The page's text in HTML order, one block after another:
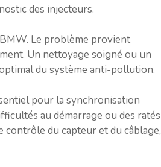
des injecteurs.
Le problème provient
Un nettoyage soigné ou un
du système anti-pollution.
pour la synchronisation
au démarrage ou des ratés
contrôle du capteur et du câblage,